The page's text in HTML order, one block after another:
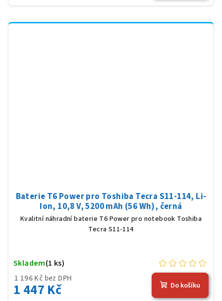
Baterie T6 Power pro Toshiba Tecra S11-114, Li-
Ion, 10,8 V, 5200 mAh (56 Wh), černá
Kvalitní náhradní baterie T6 Power pro notebook Toshiba
Tecra S11-114
1 196 Kč bez DPH
1 447 Kč
Skladem(1 ks)
Do košíku